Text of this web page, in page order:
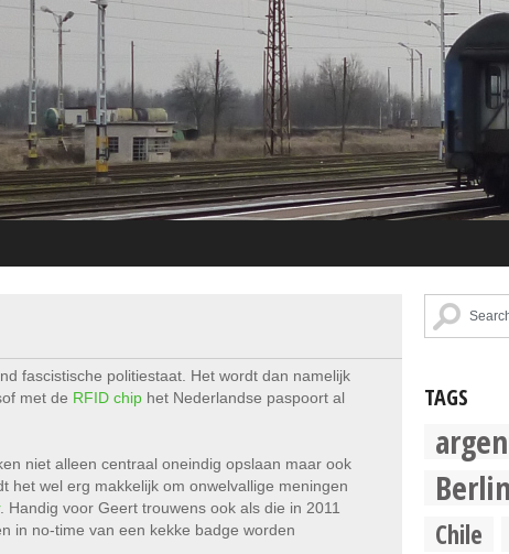
fascistische politiestaat. Het wordt dan namelijk
met de RFID chiphet Nederlandse paspoort al
niet alleen centraal oneindig opslaan maar ook
het wel erg makkelijk om onwelvallige meningen
. Handig voor Geert trouwens ook als die in 2011
in no-time van een kekke badge worden
TAGS
Berlin
Chile